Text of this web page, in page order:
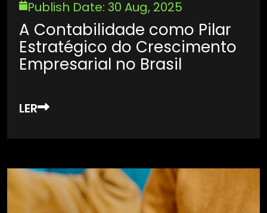
Publish Date: 30 Aug, 2025
A Contabilidade como Pilar
Estratégico do Crescimento
Empresarial no Brasil
LER